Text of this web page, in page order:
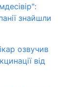
знайшли
озвучив
від